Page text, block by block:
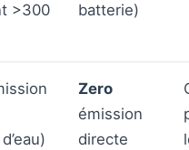
>300
batterie)
Zero
émission
directe